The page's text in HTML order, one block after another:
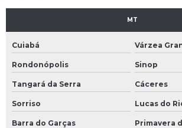
MT
Cuiabá Várzea
Rondonópolis Sinop
Tangará da Serra Cáceres
Sorriso Lucas do
Barra do Garças Primavera